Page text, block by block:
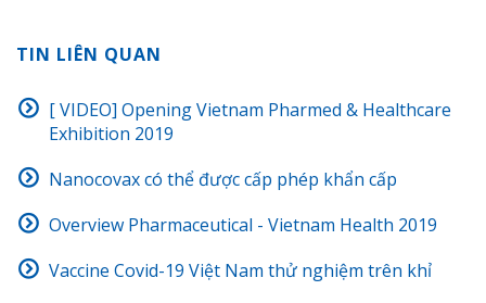
TIN LIÊN QUAN
[ VIDEO] Opening Vietnam Pharmed & Healthcare
Exhibition 2019
Nanocovax có thể được cấp phép khẩn cấp
Overview Pharmaceutical - Vietnam Health 2019
Vaccine Covid-19 Việt Nam thử nghiệm trên khỉ